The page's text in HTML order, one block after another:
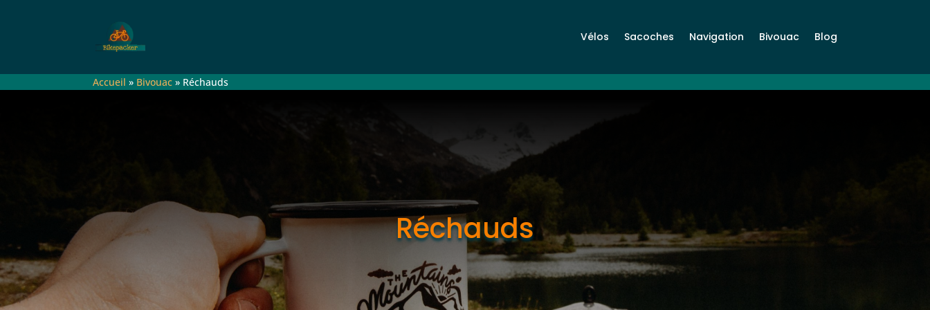
Vélos Sacoches Navigation Bivouac Blog
Accueil » Bivouac » Réchauds
Réchauds